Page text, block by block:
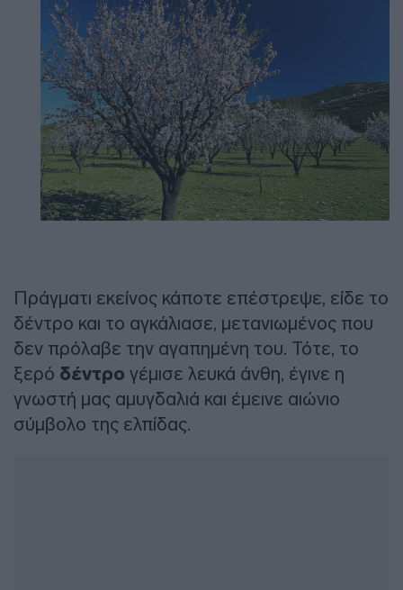
Πράγματι εκείνος κάποτε επέστρεψε, είδε το
δέντρο και το αγκάλιασε, μετανιωμένος που
δεν πρόλαβε την αγαπημένη του. Τότε, το
ξερό δέντρο γέμισε λευκά άνθη, έγινε η
γνωστή μας αμυγδαλιά και έμεινε αιώνιο
σύμβολο της ελπίδας.